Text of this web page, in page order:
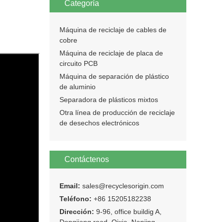
Categoría
Máquina de reciclaje de cables de
cobre
Máquina de reciclaje de placa de
circuito PCB
Máquina de separación de plástico
de aluminio
Separadora de plásticos mixtos
Otra línea de producción de reciclaje
de desechos electrónicos
Contáctenos
Email: sales@recyclesorigin.com
Teléfono: +86 15205182238
Dirección: 9-96, office buildig A,